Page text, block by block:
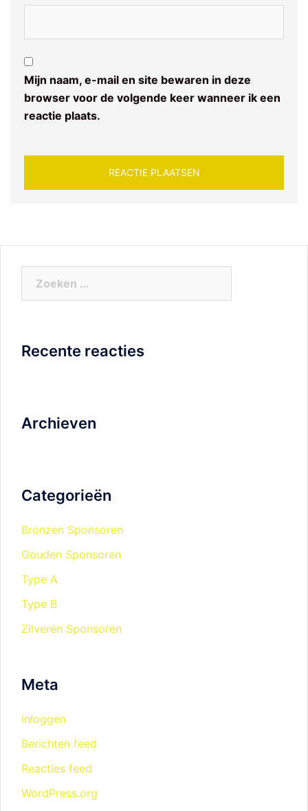
Mijn naam, e-mail en site bewaren in deze
browser voor de volgende keer wanneer ik een
reactie plaats.
Recente reacties
Archieven
Categorieën
Bronzen Sponsoren
Gouden Sponsoren
Type A
Type B
Zilveren Sponsoren
Meta
Inloggen
Berichten feed
Reacties feed
WordPress.org